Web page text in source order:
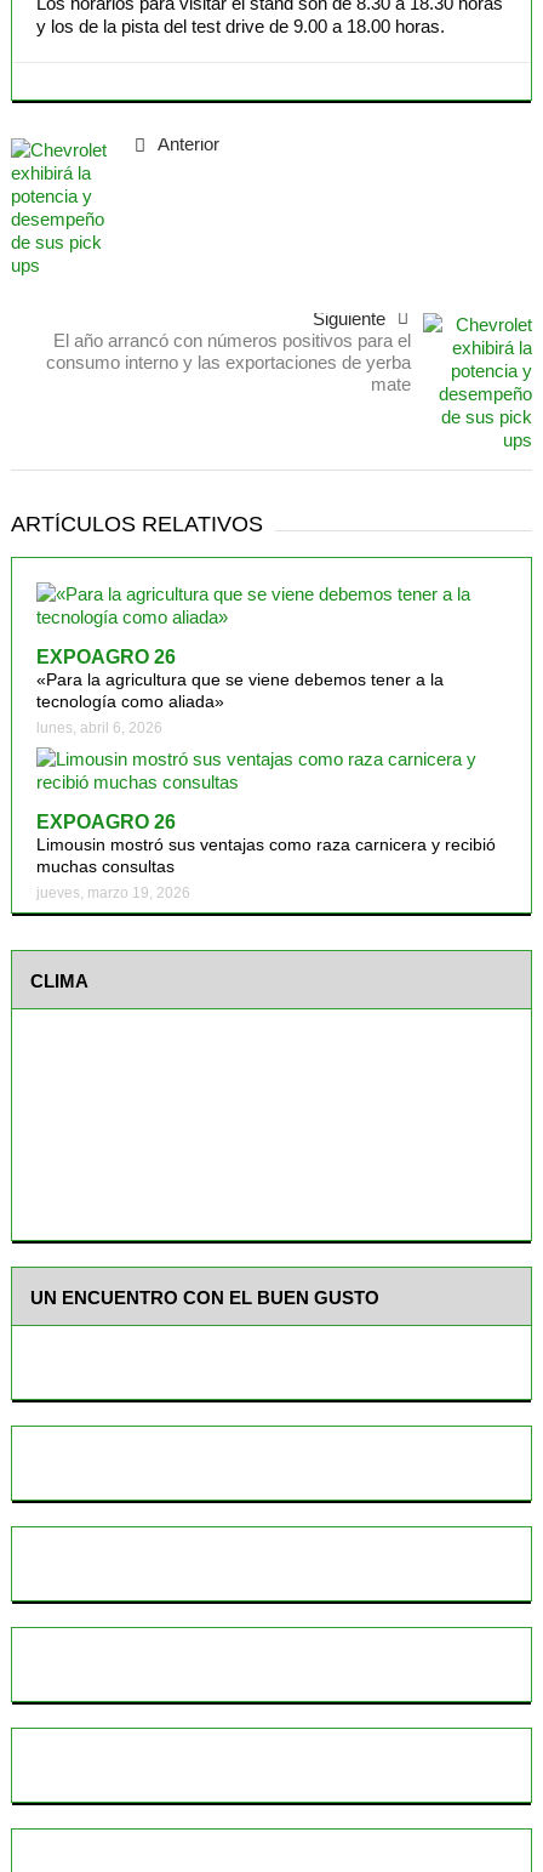
y los de la pista del test drive de 9.00 a 18.00 horas.
Anterior
Siguiente
El año arrancó con números positivos para el
consumo interno y las exportaciones de yerba
mate
ARTÍCULOS RELATIVOS
EXPOAGRO 26
«Para la agricultura que se viene debemos tener a la
tecnología como aliada»
lunes, abril 6, 2026
EXPOAGRO 26
Limousin mostró sus ventajas como raza carnicera y recibió
muchas consultas
jueves, marzo 19, 2026
CLIMA
UN ENCUENTRO CON EL BUEN GUSTO